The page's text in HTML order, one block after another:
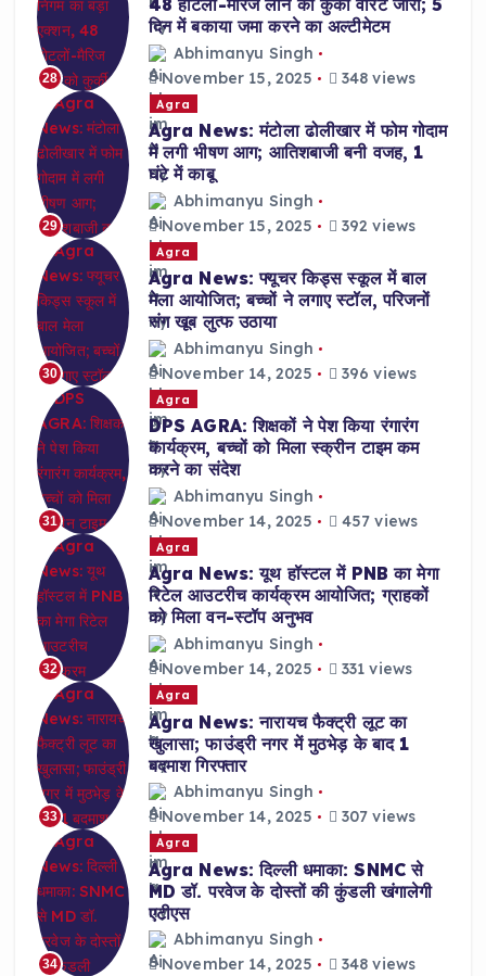
28
48 होटलों-मैरिज लॉन को कुर्की वारंट जारी; 5
दिन में बकाया जमा करने का अल्टीमेटम
Abhimanyu Singh
November 15, 2025
348 views
29
Agra
Agra News: मंटोला ढोलीखार में फोम गोदाम
में लगी भीषण आग; आतिशबाजी बनी वजह, 1
घंटे में काबू
Abhimanyu Singh
November 15, 2025
392 views
30
Agra
Agra News: फ्यूचर किड्स स्कूल में बाल
मेला आयोजित; बच्चों ने लगाए स्टॉल, परिजनों
संग खूब लुत्फ उठाया
Abhimanyu Singh
November 14, 2025
396 views
31
Agra
DPS AGRA: शिक्षकों ने पेश किया रंगारंग
कार्यक्रम, बच्चों को मिला स्क्रीन टाइम कम
करने का संदेश
Abhimanyu Singh
November 14, 2025
457 views
32
Agra
Agra News: यूथ हॉस्टल में PNB का मेगा
रिटेल आउटरीच कार्यक्रम आयोजित; ग्राहकों
को मिला वन-स्टॉप अनुभव
Abhimanyu Singh
November 14, 2025
331 views
33
Agra
Agra News: नारायच फैक्ट्री लूट का
खुलासा; फाउंड्री नगर में मुठभेड़ के बाद 1
बदमाश गिरफ्तार
Abhimanyu Singh
November 14, 2025
307 views
34
Agra
Agra News: दिल्ली धमाका: SNMC से
MD डॉ. परवेज के दोस्तों की कुंडली खंगालेगी
एटीएस
Abhimanyu Singh
November 14, 2025
348 views